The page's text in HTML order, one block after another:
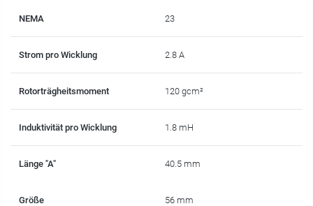
NEMA 23
Strom pro Wicklung 2.8 A
Rotorträgheitsmoment 120 gcm²
Induktivität pro Wicklung 1.8 mH
Länge "A" 40.5 mm
Größe 56 mm